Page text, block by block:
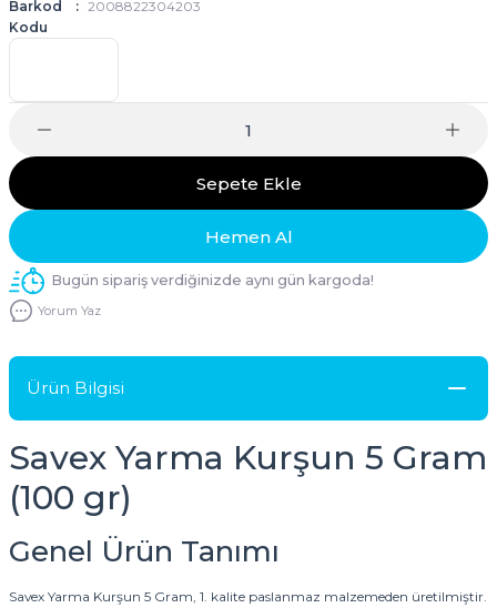
Barkod
Kodu
2008822304203
Sepete Ekle
Hemen Al
Bugün sipariş verdiğinizde aynı gün kargoda!
Yorum Yaz
Ürün Bilgisi
Savex Yarma Kurşun 5 Gram
(100 gr)
Genel Ürün Tanımı
Savex Yarma Kurşun 5 Gram, 1. kalite paslanmaz malzemeden üretilmiştir.